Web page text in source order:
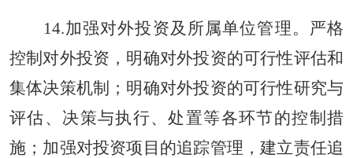
14.加强对外投资及所属单位管理。严格
控制对外投资，明确对外投资的可行性评估和
集体决策机制；明确对外投资的可行性研究与
评估、决策与执行、处置等各环节的控制措
施；加强对投资项目的追踪管理，建立责任追